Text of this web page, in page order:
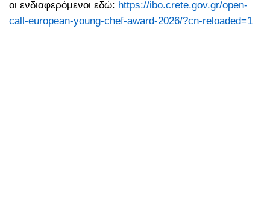
οι ενδιαφερόμενοι εδώ: https://ibo.crete.gov.gr/open-
call-european-young-chef-award-2026/?cn-reloaded=1